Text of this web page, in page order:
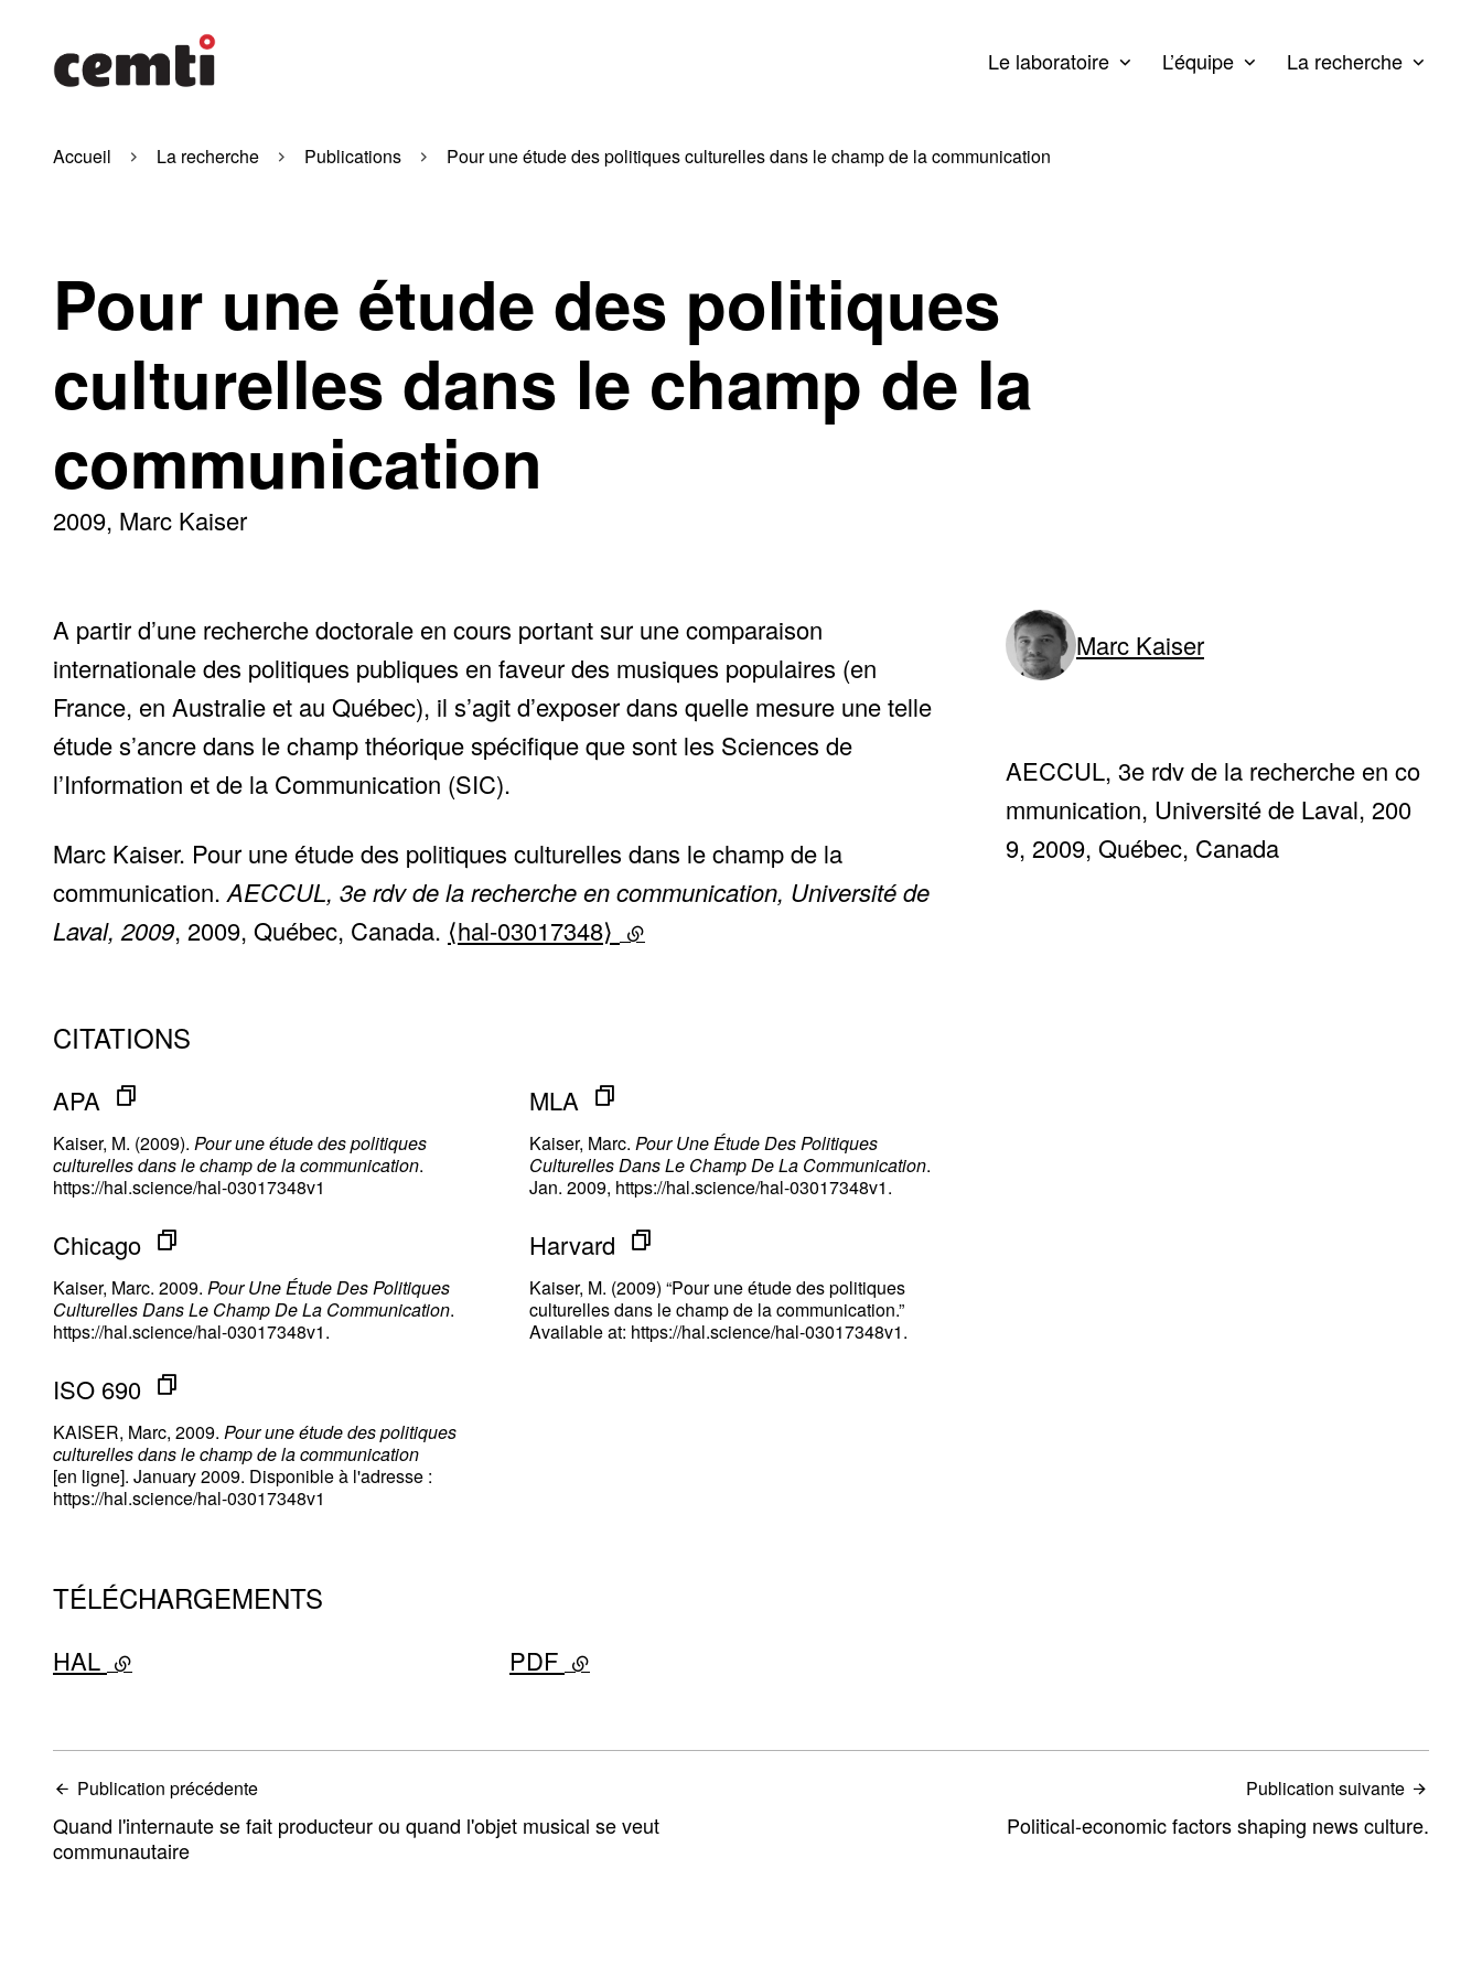
Le laboratoire L’équipe La recherche
Accueil La recherche Publications Pour une étude des politiques culturelles dans le champ de la communication
Pour une étude des politiques
culturelles dans le champ de la
communication
2009 Marc Kaiser
Marc Kaiser
AECCUL, 3e rdv de la recherche en co
mmunication, Université de Laval, 200
9, 2009, Québec, Canada
A partir d’une recherche doctorale en cours portant sur une comparaison
internationale des politiques publiques en faveur des musiques populaires (en
France, en Australie et au Québec), il s’agit d’exposer dans quelle mesure une telle
étude s’ancre dans le champ théorique spécifique que sont les Sciences de
l’Information et de la Communication (SIC).
Marc Kaiser. Pour une étude des politiques culturelles dans le champ de la
communication. AECCUL, 3e rdv de la recherche en communication, Université de
Laval, 2009, 2009, Québec, Canada. ⟨hal-03017348⟩ (lien externe)
CITATIONS
APA
Kaiser, M. (2009). Pour une étude des politiques
culturelles dans le champ de la communication.
https://hal.science/hal-03017348v1
MLA
Kaiser, Marc. Pour Une Étude Des Politiques
Culturelles Dans Le Champ De La Communication.
Jan. 2009, https://hal.science/hal-03017348v1.
Chicago
Kaiser, Marc. 2009. Pour Une Étude Des Politiques
Culturelles Dans Le Champ De La Communication.
https://hal.science/hal-03017348v1.
Harvard
Kaiser, M. (2009) “Pour une étude des politiques
culturelles dans le champ de la communication.”
Available at: https://hal.science/hal-03017348v1.
ISO 690
KAISER, Marc, 2009. Pour une étude des politiques
culturelles dans le champ de la communication
[en ligne]. January 2009. Disponible à l'adresse :
https://hal.science/hal-03017348v1
TÉLÉCHARGEMENTS
HAL - lien externe PDF - lien externe
Publication précédente
Quand l'internaute se fait producteur ou quand l'objet musical se veut
communautaire
Publication suivante
Political-economic factors shaping news culture.